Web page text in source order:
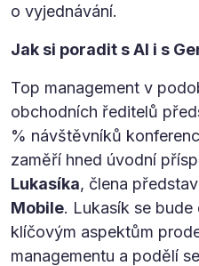
o vyjednávání.
Jak si poradit s AI i s
Top management v
obchodních ředitelů
% návštěvníků
zaměří hned úvodní
Lukasíka, člena
Mobile. Lukasík se
klíčovým aspektům
managementu a podělí